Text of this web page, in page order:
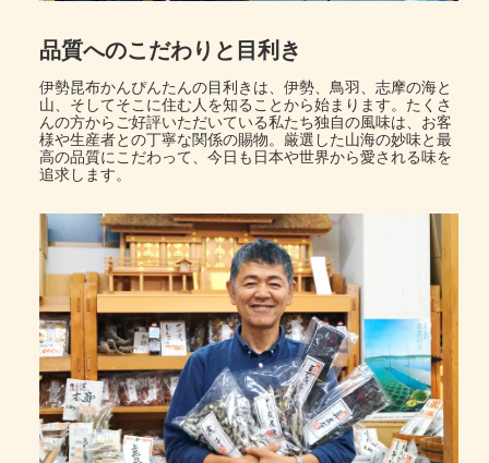
品質へのこだわりと目利き
伊勢昆布かんぴんたんの目利きは、伊勢、鳥羽、志摩の海と
山、そしてそこに住む人を知ることから始まります。たくさ
んの方からご好評いただいている私たち独自の風味は、お客
様や生産者との丁寧な関係の賜物。厳選した山海の妙味と最
高の品質にこだわって、今日も日本や世界から愛される味を
追求します。